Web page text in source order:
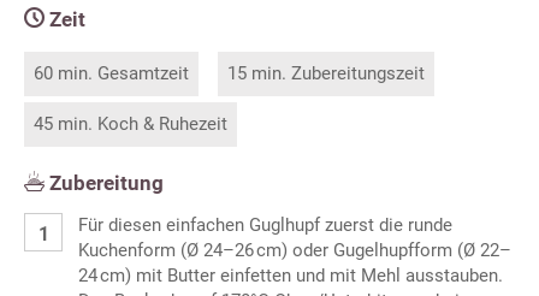
Zeit
60 min. Gesamtzeit 15 min. Zubereitungszeit
45 min. Koch & Ruhezeit
Zubereitung
Für diesen einfachen Guglhupf zuerst die runde
Kuchenform (Ø 24–26 cm) oder Gugelhupfform (Ø 22–
24 cm) mit Butter einfetten und mit Mehl ausstauben.